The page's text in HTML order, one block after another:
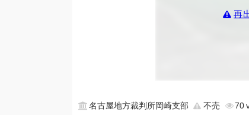
再
名古屋地方裁判所岡崎支部 不売 70